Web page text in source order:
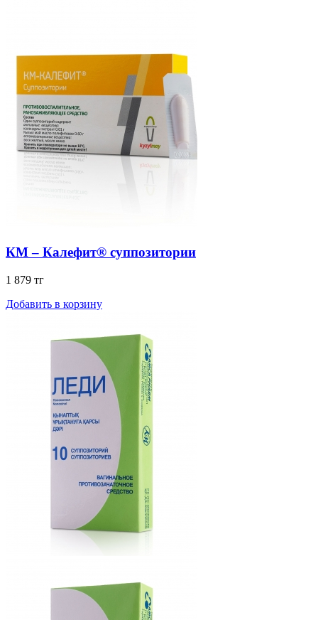
КМ – Калефит® суппозитории
1 879 тг
Добавить в корзину